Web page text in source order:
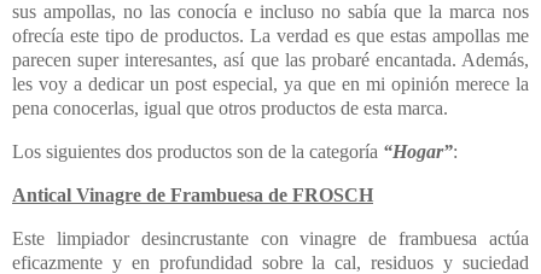
sus ampollas, no las conocía e incluso no sabía que la marca nos
ofrecía este tipo de productos. La verdad es que estas ampollas me
parecen super interesantes, así que las probaré encantada. Además,
les voy a dedicar un post especial, ya que en mi opinión merece la
pena conocerlas, igual que otros productos de esta marca.
Los siguientes dos productos son de la categoría “Hogar”:
Antical Vinagre de Frambuesa de FROSCH
Este limpiador desincrustante con vinagre de frambuesa actúa
eficazmente y en profundidad sobre la cal, residuos y suciedad